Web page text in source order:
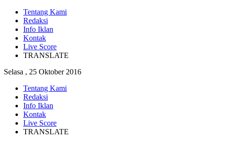
Tentang Kami
Redaksi
Info Iklan
Kontak
Live Score
TRANSLATE
Selasa , 25 Oktober 2016
Tentang Kami
Redaksi
Info Iklan
Kontak
Live Score
TRANSLATE